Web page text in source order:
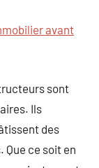
avant
sont
Ils
des
Que ce soit en